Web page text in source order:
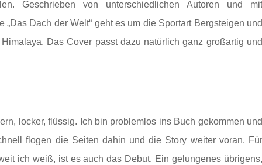
Geschrieben von unterschiedlichen Autoren und mit
Dach der Welt“ geht es um die Sportart Bergsteigen und
Das Cover passt dazu natürlich ganz großartig und
locker, flüssig. Ich bin problemlos ins Buch gekommen und
flogen die Seiten dahin und die Story weiter voran. Für
ich weiß, ist es auch das Debut. Ein gelungenes übrigens,